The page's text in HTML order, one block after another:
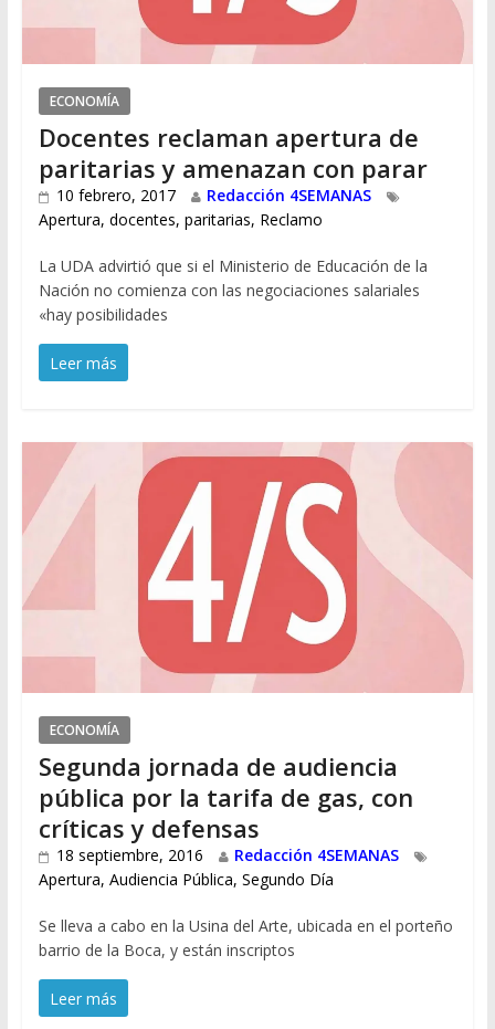
ECONOMÍA
Docentes reclaman apertura de
paritarias y amenazan con parar
10 febrero, 2017
Redacción 4SEMANAS
Apertura, docentes, paritarias, Reclamo
La UDA advirtió que si el Ministerio de Educación de la
Nación no comienza con las negociaciones salariales
«hay posibilidades
Leer más
ECONOMÍA
Segunda jornada de audiencia
pública por la tarifa de gas, con
críticas y defensas
18 septiembre, 2016
Redacción 4SEMANAS
Apertura, Audiencia Pública, Segundo Día
Se lleva a cabo en la Usina del Arte, ubicada en el porteño
barrio de la Boca, y están inscriptos
Leer más